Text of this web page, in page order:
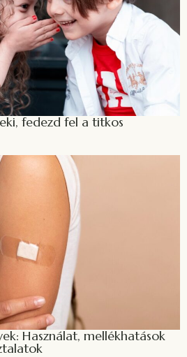
fedezd fel a titkos
Használat, mellékhatások